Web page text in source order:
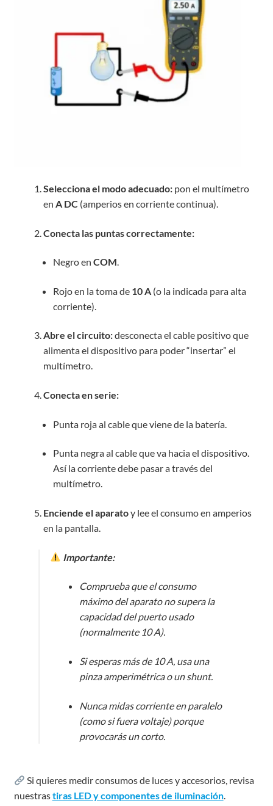
Selecciona el modo adecuado:pon el multímetro
en A DC (amperios en corriente continua).
Conecta las puntas correctamente:
Negro en COM.
Rojo en la toma de 10 A(o la indicada para alta
corriente).
Abre el circuito:desconecta el cable positivo que
alimenta el dispositivo para poder “insertar” el
multímetro.
Conecta en serie:
Punta roja al cable que viene de la batería.
Punta negra al cable que va hacia el dispositivo.
Así la corriente debe pasar a través del
multímetro.
Enciende el aparatoy lee el consumo en amperios
en la pantalla.
Importante:
Comprueba que el consumo
máximo del aparato no supera la
capacidad del puerto usado
(normalmente 10 A).
Si esperas más de 10 A, usa una
pinza amperimétrica o un shunt.
Nunca midas corriente en paralelo
(como si fuera voltaje) porque
provocarás un corto.
Si quieres medir consumos de luces y accesorios, revisa
nuestrastiras LED y componentes de iluminación.